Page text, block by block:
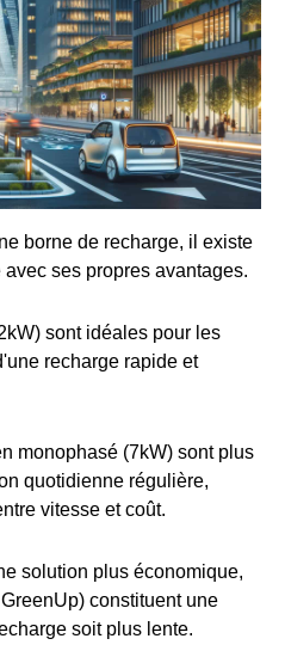
borne de recharge, il existe
ses propres avantages.
sont idéales pour les
recharge rapide et
monophasé (7kW) sont plus
quotidienne régulière,
vitesse et coût.
solution plus économique,
constituent une
soit plus lente.